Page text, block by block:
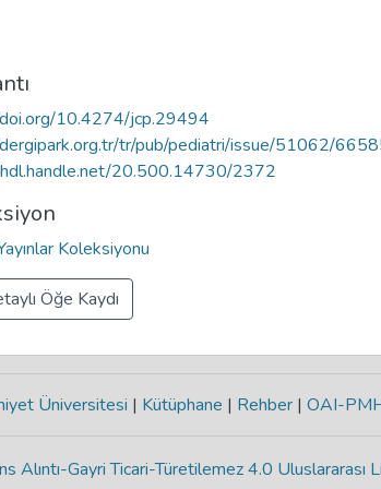
10.4274/jcp.29494
tr/pub/pediatri/issue/51062/
20.500.14730/2372
Koleksiyonu
Öğe Kaydı
Üniversitesi | Kütüphane | Rehber | OAI-
Alıntı-Gayri Ticari-Türetilemez 4.0 Uluslararası